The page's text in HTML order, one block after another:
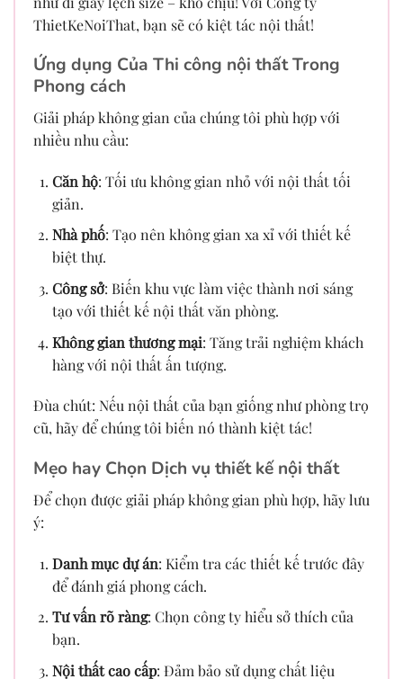
ThietKeNoiThat, bạn sẽ có kiệt tác nội thất!
Ứng dụng Của Thi công nội thất Trong
Phong cách
Giải pháp không gian của chúng tôi phù hợp với
nhiều nhu cầu:
Căn hộ: Tối ưu không gian nhỏ với nội thất tối
giản.
Nhà phố: Tạo nên không gian xa xỉ với thiết kế
biệt thự.
Công sở: Biến khu vực làm việc thành nơi sáng
tạo với thiết kế nội thất văn phòng.
Không gian thương mại: Tăng trải nghiệm khách
hàng với nội thất ấn tượng.
Đùa chút: Nếu nội thất của bạn giống như phòng trọ
cũ, hãy để chúng tôi biến nó thành kiệt tác!
Mẹo hay Chọn Dịch vụ thiết kế nội thất
Để chọn được giải pháp không gian phù hợp, hãy lưu
ý:
Danh mục dự án: Kiểm tra các thiết kế trước đây
để đánh giá phong cách.
Tư vấn rõ ràng: Chọn công ty hiểu sở thích của
bạn.
Nội thất cao cấp: Đảm bảo sử dụng chất liệu